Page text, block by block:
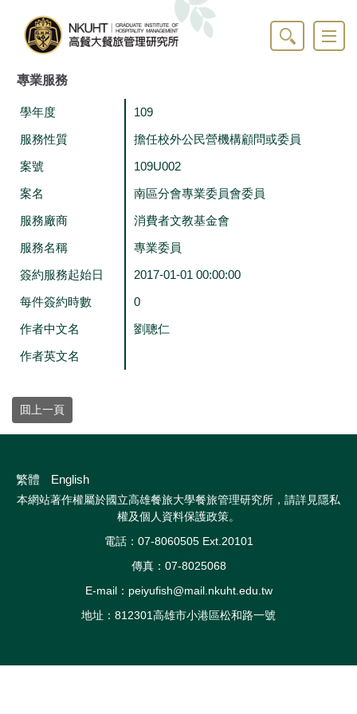
內專業服務
學年度
109
服務性質
擔任校外公民營機構顧問或委員
案號
109U002
案名
南區分會專業委員會委員
服務廠商
消費者文教基金會
服務名稱
專業委員
簽約服務起始日
2017-01-01 00:00:00
每件簽約時數
0
作者中文名
劉聰仁
作者英文名
囬上一頁
繁體 English
本網站著作權屬於國立高雄餐旅大學餐旅管理研究所，請詳見隱私
權及個人資料保護政策。
電話：07-8060505 Ext.20101
傳真：07-8025068
E-mail：peiyufish@mail.nkuht.edu.tw
地址：812301高雄市小港區松和路一號